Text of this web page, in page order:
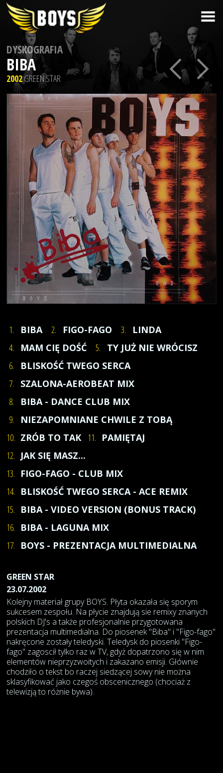
DYSKOGRAFIA
BIBA
2002GREEN STAR
1. BIBA 2. FIGO-FAGO 3.
LINDA
4.
MAM CIĘ DOŚĆ 5.
TY JUŻ NIE WRÓCISZ
6.
BLISKOŚĆ TWEGO SERCA
7.
SZALONA-AEROBEAT MIX
8.
BIBA - DANCE CLUB MIX
9.
NIEZAPOMNIANE CHWILE Z TOBĄ
10. ZRÓB TO TAK 11. PAMIĘTAJ
12. JAK SIĘ MASZ...
13. FIGO-FAGO - CLUB MIX
14. BLISKOŚĆ TWEGO SERCA - ACE REMIX
15. BIBA - VIDEO VERSION (BONUS TRACK)
16. BIBA - LAGUNA MIX
17. BOYS - PREZENTACJA MULTIMEDIALNA
GREEN STAR
23.07.2002
Kolejny materiał grupy BOYS. Płyta okazała się sporym
sukcesem zespołu. Na płycie znajdują sie remixy znanych
polskich DJ's a także profesjonalnie przygotowana
prezentacja multimedialna. Do piosenek "Biba" i "Figo-fago"
nakręcone zostały teledyski. Teledysk do piosenki "Figo-
fago" zagoscił tylko raz w TV, gdyż dopatrzono się w nim
elementów nieprzyzwoitych i zakazano emisji. Głównie
chodziło o tekst bo raczej siedzącej sowy nie można
sklasyfikować jako czegoś obscenicznego (chociaż z
telewizją to różnie bywa).